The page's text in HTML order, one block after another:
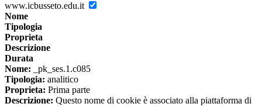
www.icbusseto.edu.it
Nome
Tipologia
Proprieta
Descrizione
Durata
Nome: _pk_ses.1.c085
Tipologia: analitico
Proprieta: Prima parte
Descrizione: Questo nome di cookie è associato alla piattaforma di